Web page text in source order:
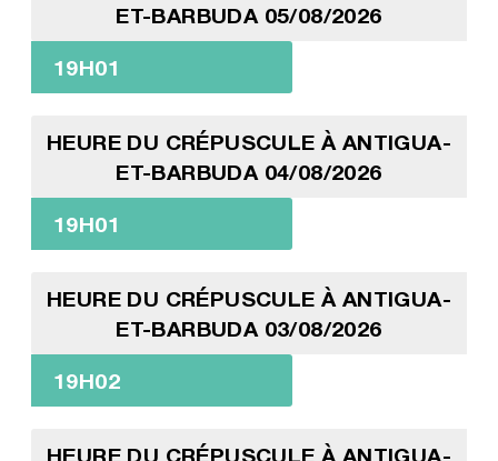
ET-BARBUDA 05/08/2026
19H01
HEURE DU CRÉPUSCULE À ANTIGUA-
ET-BARBUDA 04/08/2026
19H01
HEURE DU CRÉPUSCULE À ANTIGUA-
ET-BARBUDA 03/08/2026
19H02
HEURE DU CRÉPUSCULE À ANTIGUA-